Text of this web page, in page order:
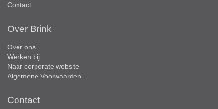
Contact
Over Brink
Over ons
Werken bij
Naar corporate website
Algemene Voorwaarden
Contact